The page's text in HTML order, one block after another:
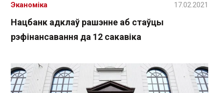
Нацбанк адклаў рашэнне аб стаўцы
рэфінансавання да 12 сакавіка
Эканоміка 17.02.2021